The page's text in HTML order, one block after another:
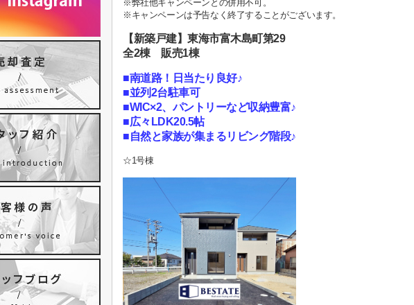
※弊社他キャンペーンとの併用不可。
※キャンペーンは予告なく終了することがございます。
【新築戸建】東海市富木島町第29
全2棟 販売1棟
■南道路！日当たり良好♪
■並列2台駐車可
■WIC×2、パントリーなど収納豊富♪
■広々LDK20.5帖
■自然と家族が集まるリビング階段♪
☆1号棟